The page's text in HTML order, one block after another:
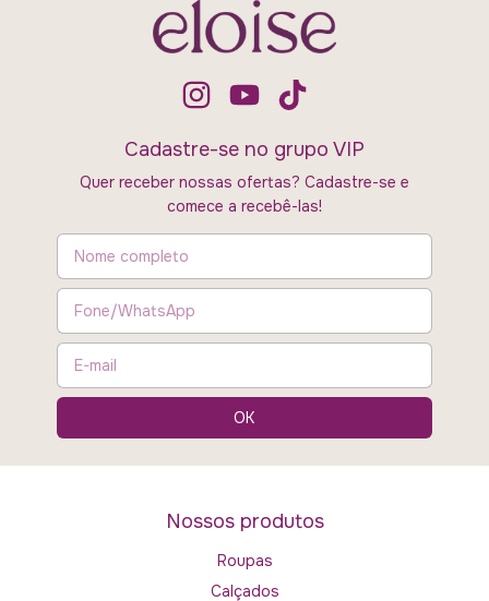
Cadastre-se no grupo VIP
Quer receber nossas ofertas? Cadastre-se e
comece a recebê-las!
Nossos produtos
Roupas
Calçados